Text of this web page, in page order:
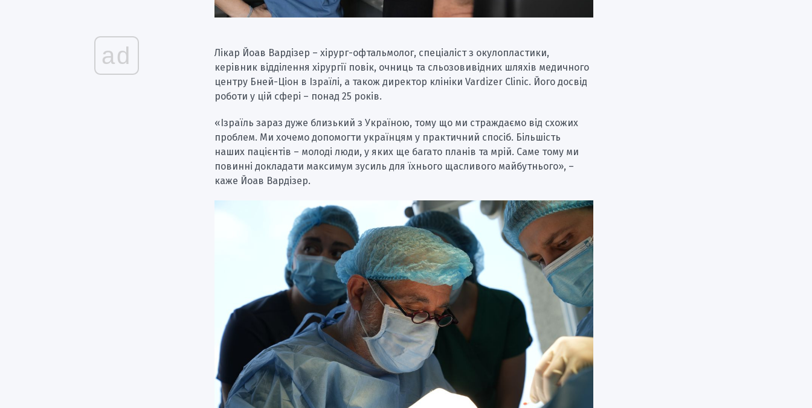
Лікар Йоав Вардізер – хірург-офтальмолог, спеціаліст з окулопластики,
керівник відділення хірургії повік, очниць та сльозовивідних шляхів медичного
центру Бней-Ціон в Ізраїлі, а також директор клініки Vardizer Clinic. Його досвід
роботи у цій сфері – понад 25 років.
«Ізраїль зараз дуже близький з Україною, тому що ми страждаємо від схожих
проблем. Ми хочемо допомогти українцям у практичний спосіб. Більшість
наших пацієнтів – молоді люди, у яких ще багато планів та мрій. Саме тому ми
повинні докладати максимум зусиль для їхнього щасливого майбутнього», –
каже Йоав Вардізер.
ad